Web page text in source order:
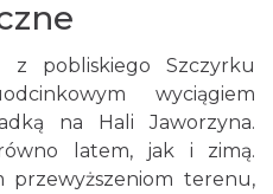
z pobliskiego Szczyrku
wyciągiem
na Hali Jaworzyna.
latem, jak i zimą.
przewyższeniom terenu,